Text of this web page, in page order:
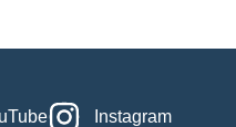
Instagram